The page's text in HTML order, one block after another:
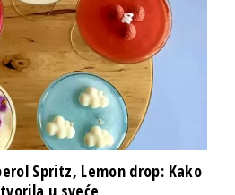
Spritz, Lemon drop: Kako
u sveće